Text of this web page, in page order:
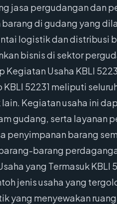
jasa pergudangan dan
di gudang yang
logistik dan distribusi
bisnis di sektor
Kegiatan Usaha KBLI
KBLI 52231 meliputi
Kegiatan usaha ini
gudang, serta layanan
penyimpanan barang
barang
yang Termasuk KBLI
jenis usaha yang
yang menyewakan